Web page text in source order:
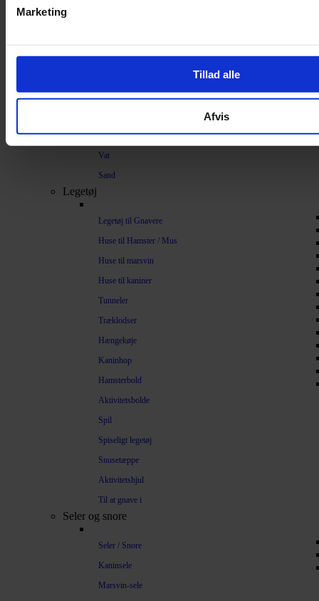
Marketing
Tillad alle
Afvis
Savsmuld
Bommuld
Træpiller
Vat
Sand
Legetøj
Legetøj til Gnavere
Huse til Hamster / Mus
Huse til marsvin
Huse til kaniner
Tunneler
Træklodser
Hængekøje
Kaninhop
Hamsterbold
Aktivitetsbolde
Spil
Spiseligt legetøj
Snusetæppe
Aktivitetshjul
Til at gnave i
Seler og snore
Seler / Snore
Kaninsele
Marsvin-sele